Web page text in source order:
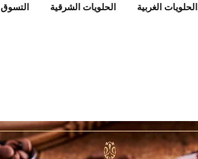
التسوق الحلويات الشرقية الحلويات الغربية